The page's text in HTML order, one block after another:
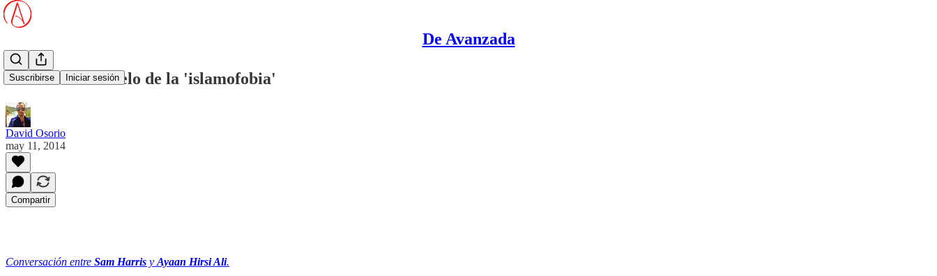
De Avanzada
Suscribirse Iniciar sesión
Levantando el velo de la 'islamofobia'
David Osorio
may 11, 2014
Compartir
Conversación entre Sam Harris y Ayaan Hirsi Ali.